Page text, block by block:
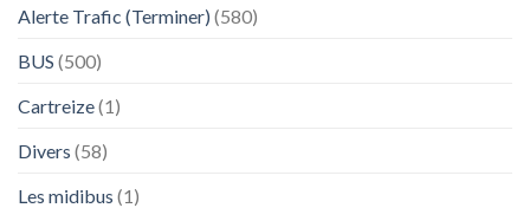
Alerte Trafic (Terminer) (580)
BUS (500)
Cartreize(1)
Divers (58)
Les midibus (1)